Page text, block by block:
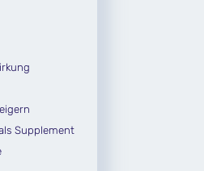
Supplement